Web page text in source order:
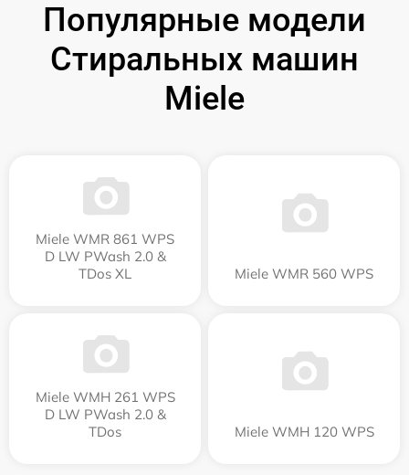
Популярные модели
Стиральных машин
Miele
Miele WMR 861 WPS
D LW PWash 2.0 &
TDos XL
Miele WMR 560 WPS
Miele WMH 261 WPS
D LW PWash 2.0 &
TDos
Miele WMH 120 WPS